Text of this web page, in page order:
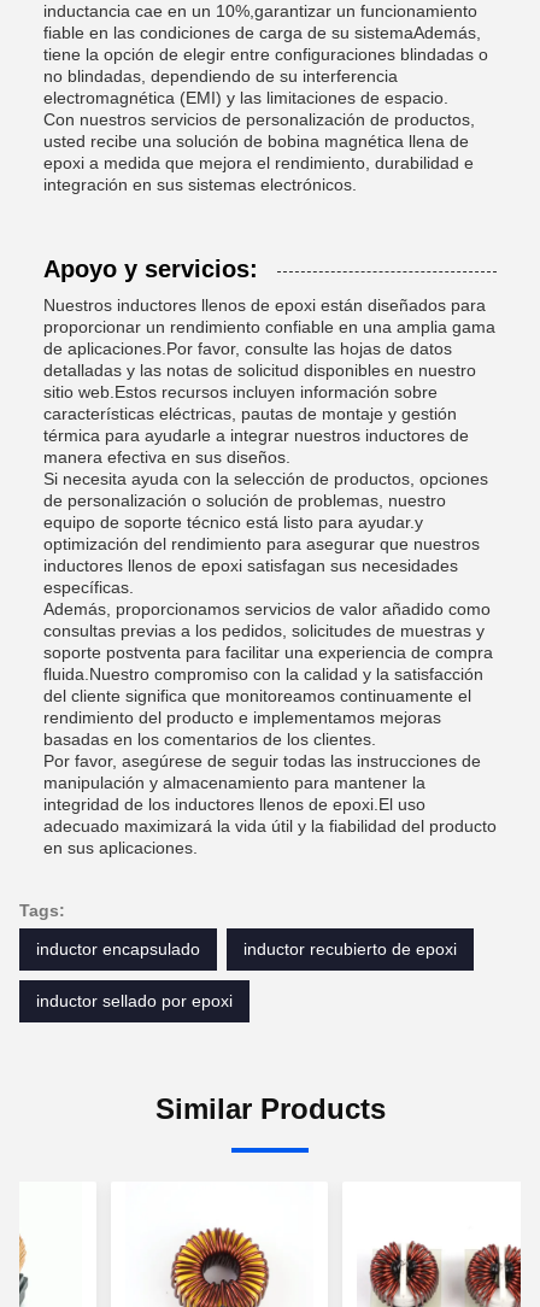
inductancia cae en un 10%,garantizar un funcionamiento
fiable en las condiciones de carga de su sistemaAdemás,
tiene la opción de elegir entre configuraciones blindadas o
no blindadas, dependiendo de su interferencia
electromagnética (EMI) y las limitaciones de espacio.
Con nuestros servicios de personalización de productos,
usted recibe una solución de bobina magnética llena de
epoxi a medida que mejora el rendimiento, durabilidad e
integración en sus sistemas electrónicos.
Apoyo y servicios:
Nuestros inductores llenos de epoxi están diseñados para
proporcionar un rendimiento confiable en una amplia gama
de aplicaciones.Por favor, consulte las hojas de datos
detalladas y las notas de solicitud disponibles en nuestro
sitio web.Estos recursos incluyen información sobre
características eléctricas, pautas de montaje y gestión
térmica para ayudarle a integrar nuestros inductores de
manera efectiva en sus diseños.
Si necesita ayuda con la selección de productos, opciones
de personalización o solución de problemas, nuestro
equipo de soporte técnico está listo para ayudar.y
optimización del rendimiento para asegurar que nuestros
inductores llenos de epoxi satisfagan sus necesidades
específicas.
Además, proporcionamos servicios de valor añadido como
consultas previas a los pedidos, solicitudes de muestras y
soporte postventa para facilitar una experiencia de compra
fluida.Nuestro compromiso con la calidad y la satisfacción
del cliente significa que monitoreamos continuamente el
rendimiento del producto e implementamos mejoras
basadas en los comentarios de los clientes.
Por favor, asegúrese de seguir todas las instrucciones de
manipulación y almacenamiento para mantener la
integridad de los inductores llenos de epoxi.El uso
adecuado maximizará la vida útil y la fiabilidad del producto
en sus aplicaciones.
Tags:
inductor encapsulado
inductor recubierto de epoxi
inductor sellado por epoxi
Similar Products